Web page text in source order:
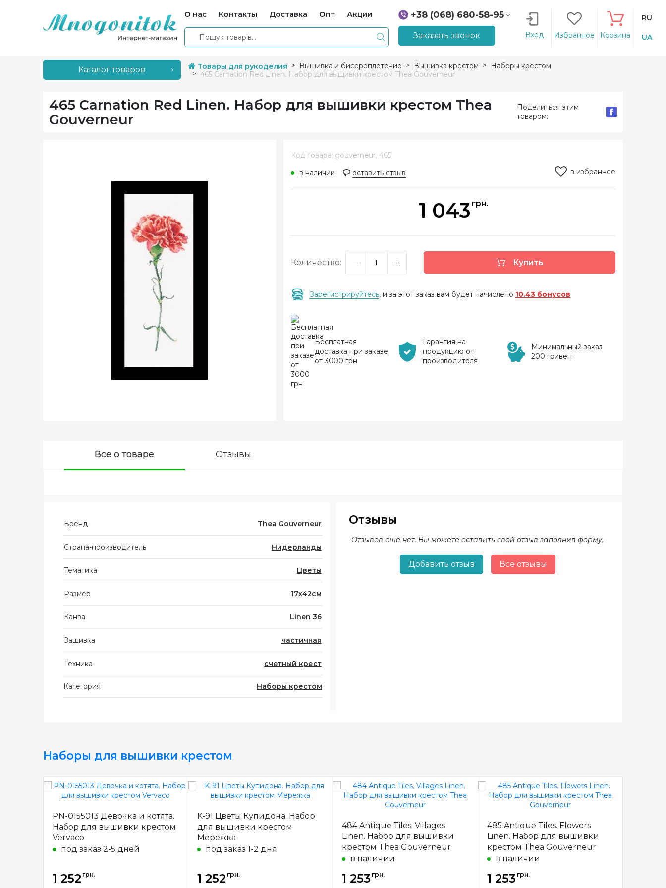
О нас Контакты Доставка Опт Акции
+38 (068) 680-58-95
+38 (066) 207-14-90
Заказать звонок Вход Избранное Корзина
RU
UA
Каталог товаров Товары для рукоделия Вышивка и бисероплетение Вышивка крестом
Наборы крестом
465 Carnation Red Linen. Набор для вышивки крестом Thea Gouverneur
465 Carnation Red Linen. Набор для вышивки крестом Thea
Gouverneur
Поделиться этим
товаром:
Код товара: gouverneur_465
в наличии
оставить отзыв в избранное
1 043 грн.
Количество: Купить
Зарегистрируйтесь, и за этот заказ вам будет начислено 10.43 бонусов
Бесплатная
доставка при заказе
от 3000 грн
Гарантия на
продукцию от
производителя
Минимальный заказ
200 гривен
Все о товаре Отзывы
Бренд Thea Gouverneur
Страна-производитель Нидерланды
Тематика Цветы
Размер 17х42см
Канва Linen 36
Зашивка частичная
Техника счетный крест
Категория Наборы крестом
Отзывы
Отзывов еще нет. Вы можете оставить свой отзыв заполнив форму.
Добавить отзыв Все отзывы
Наборы для вышивки крестом
PN-0155013 Девочка и котята.
Набор для вышивки крестом
Vervaco
под заказ 2-5 дней
1 252 грн.
K-91 Цветы Купидона. Набор
для вышивки крестом
Мережка
под заказ 1-2 дня
1 252 грн.
484 Antique Tiles. Villages
Linen. Набор для вышивки
крестом Thea Gouverneur
в наличии
1 253 грн.
485 Antique Tiles. Flowers
Linen. Набор для вышивки
крестом Thea Gouverneur
в наличии
1 253 грн.